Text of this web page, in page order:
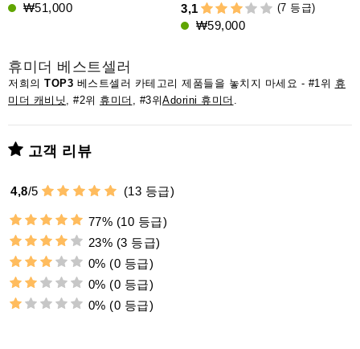
₩51,000
3,1
(7 등급)
₩59,000
휴미더 베스트셀러
저희의 TOP3 베스트셀러 카테고리 제품들을 놓치지 마세요 - #1위 휴
미더 캐비닛 , #2위 휴미더 , #3위Adorini 휴미더 .
고객 리뷰
4,8/5 (13 등급)
77% (10 등급)
23% (3 등급)
0% (0 등급)
0% (0 등급)
0% (0 등급)